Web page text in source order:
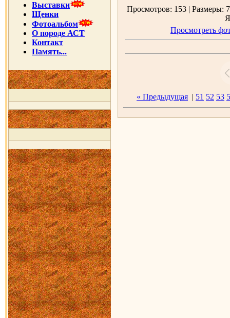
Выставки
Щенки
Фотоальбом
О породе АСТ
Контакт
Память...
Просмотров: 153 | Размеры:
Просмотреть
« Предыдущая | 51 52 53